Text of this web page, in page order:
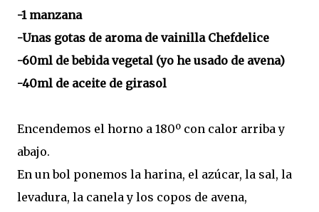
-1 manzana
-Unas gotas de aroma de vainilla Chefdelice
-60ml de bebida vegetal (yo he usado de avena)
-40ml de aceite de girasol
Encendemos el horno a 180º con calor arriba y
abajo.
En un bol ponemos la harina, el azúcar, la sal, la
levadura, la canela y los copos de avena,